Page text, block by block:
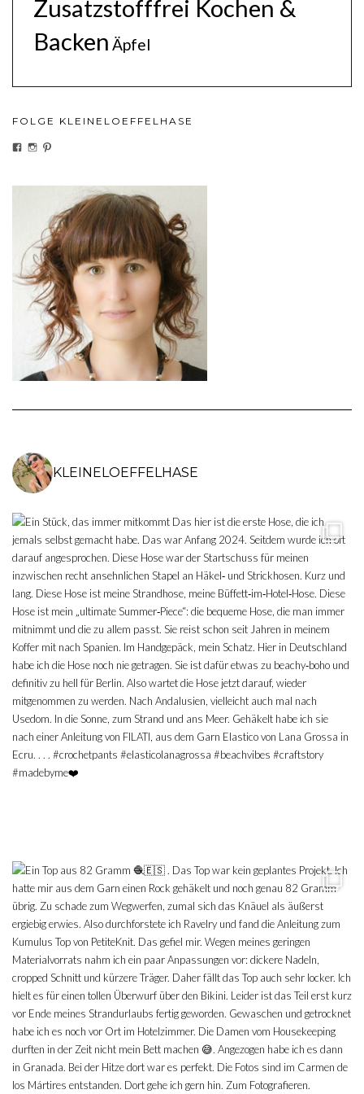
Zusatzstofffrei Kochen &
Backen Äpfel
FOLGE KLEINELOEFFELHASE
PROFIL
FACEBOOK
PROFIL
INSTAGRAM
ANZEIGEN
PINTEREST
ANZEIGEN
KLEINELOEFFELHASE